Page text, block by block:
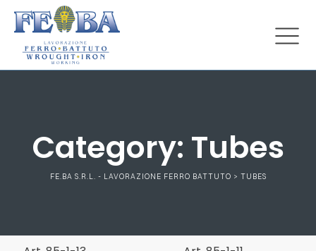
Category: Tubes
FE.BA S.R.L. - LAVORAZIONE FERRO BATTUTO > TUBES